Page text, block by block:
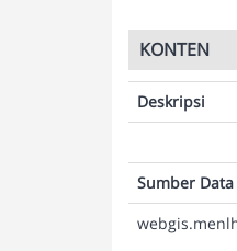
KONTEN
Deskripsi
Sumber Data